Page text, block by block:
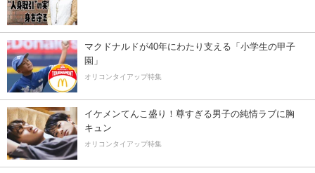
マクドナルドが40年にわたり支える「小学生の甲子
園」
オリコンタイアップ特集
イケメンてんこ盛り！尊すぎる男子の純情ラブに胸
キュン
オリコンタイアップ特集